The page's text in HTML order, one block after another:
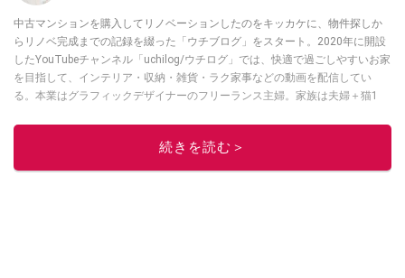
中古マンションを購入してリノベーションしたのをキッカケに、物件探しか
らリノベ完成までの記録を綴った「ウチブログ」をスタート。2020年に開設
したYouTubeチャンネル「uchilog/ウチログ」では、快適で過ごしやすいお家
を目指して、インテリア・収納・雑貨・ラク家事などの動画を配信してい
る。本業はグラフィックデザイナーのフリーランス主婦。家族は夫婦＋猫1
ノベ人気事例1位
続きを読む＞